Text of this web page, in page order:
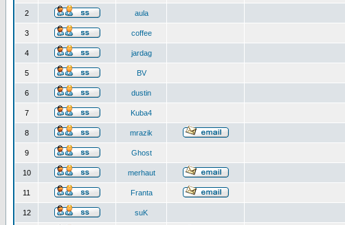
2 aula
3 coffee
4 jardag
5 BV
6 dustin
7 Kuba4
8 mrazik
9 Ghost
10 merhaut
11 Franta
12 suK